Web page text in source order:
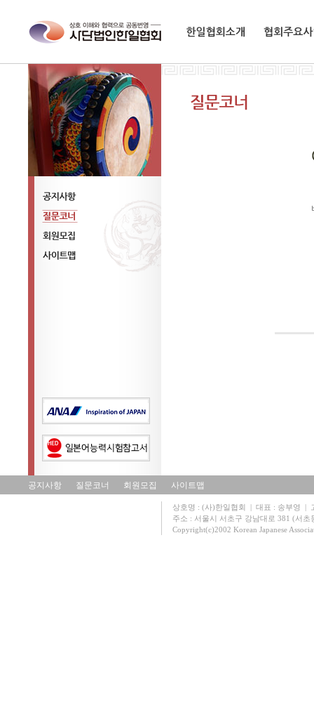
공지사항
질문코너
회원모집
공지사항 질문코너 회원모집 사이트맵
상호명 : (사)한일협회 | 대표 : 송부영 |
주소 : 서울시 서초구 강남대로 381 (서
Copyright(c)2002 Korean Japanese